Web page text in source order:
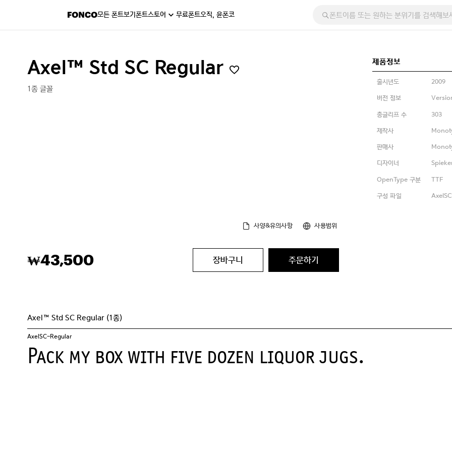
모든 폰트보기폰트스토어 무료폰트오직, 윤폰코
Axel™ Std SC Regular
1종 글꼴
제품정보
출시년도 2009
버전 정보
총글리프 수 303
제작사
판매사
디자이너
OpenType 구분 TTF
구성 파일
사양&유의사항 사용범위
₩43,500 장바구니 주문하기
Axel™ Std SC Regular (1종)
AxelSC-Regular
Pack my box with five dozen liquor jugs.